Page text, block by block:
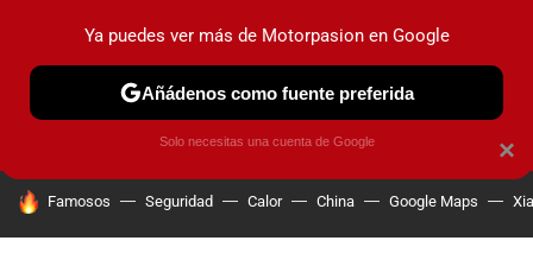
PRUEBAS COCHES ELÉCTRICOS OBSERVATORIO
HOY SE HABLA DE
Famosos Seguridad Calor China Google Maps
×
Ya puedes ver más de Motorpasion en Google
Añádenos como fuente preferida
Solo necesitas una cuenta de Google